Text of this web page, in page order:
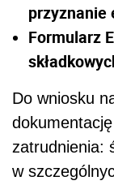
przyznanie
Formularz
Do wniosku
zatrudnienia:
w